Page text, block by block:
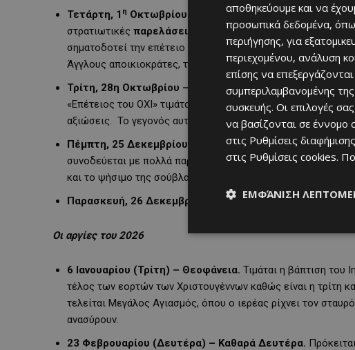
Τετάρτη, 1 η Οκτωβρίου – Επέτειος Ανακήρυξης της
στρατιωτικές παρελάσεις σε διάφορες περιοχέςτου
σηματοδοτεί την επέτειο της ανακήρυξης της
Άγγλους αποικιοκράτες, την περίοδο 1955-1959.
Τρίτη, 28η Οκτωβρίου – «Εθνική Επέτειος του ΟΧΙ».
«Επέτειος του ΟΧΙ» τιμάται στην Ελλάδα και στην Κύπρο
αξιώσεις. Το γεγονός αυτό, σηματοδότησε την έναρξη του
Πέμπτη, 25 Δεκεμβρίου – Χριστούγεννα.Γιορτάζεται η
συνοδεύεται με πολλά παραδοσιακά έθιμα, όπως είναι τα
και το ψήσιμο της σούβλας στο χριστουγεννιάτικο τραπέζι.
Παρασκευή, 26 Δεκεμβρίου – Επόμενη Χριστουγέννων.
Οι αργίες του 2026
6 Ιανουαρίου (Τρίτη) – Θεοφάνεια. Τιμάται η βάπτιση του
τέλος των εορτών των Χριστουγέννων καθώς είναι η τρίτη
τελείται Μεγάλος Αγιασμός, όπου ο ιερέας ρίχνει τον
ανασύρουν.
23 Φεβρουαρίου (Δευτέρα) – Καθαρά Δευτέρα.
αποθηκεύουμε και να
προσωπικά δεδομένα,
περιήγησης, για
περιεχομένου, ανάλυση
επίσης να
συμπεριλαμβανομένης
συσκευής. Οι επιλογές
να βασίζονται σε έννομο
στις Ρυθμίσεις διαφήμισης
στις Ρυθμίσεις cookies.
ΕΜΦΆΝΙΣΗ